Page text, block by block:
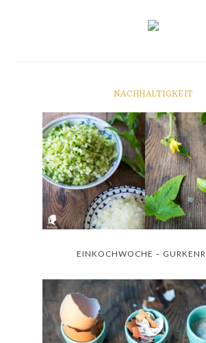
NACHHALTIGKEIT
EINKOCHWOCHE –